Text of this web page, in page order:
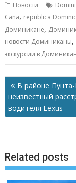
e
b
o
o
k
ai
l s
A
p
p
Новости
Cana, republica
Доминикане,
новости Доминиканы,
экскурсии в
Навигация
по
записям
В районе
неизвестный
водителя Lexus
Related posts